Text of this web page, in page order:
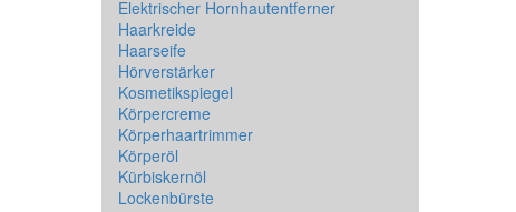
Elektrischer Hornhautentferner
Haarkreide
Haarseife
Hörverstärker
Kosmetikspiegel
Körpercreme
Körperhaartrimmer
Körperöl
Kürbiskernöl
Lockenbürste